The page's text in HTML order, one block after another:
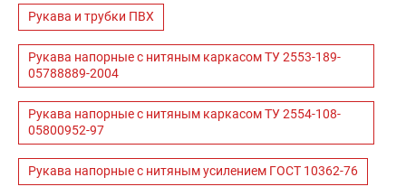
Рукава и трубки ПВХ
Рукава напорные с нитяным каркасом ТУ 2553-189-
05788889-2004
Рукава напорные с нитяным каркасом ТУ 2554-108-
05800952-97
Рукава напорные с нитяным усилением ГОСТ 10362-76